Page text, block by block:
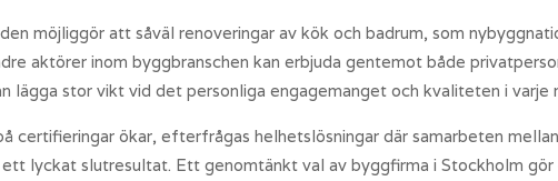
möjliggör att såväl renoveringar av kök och badrum, som
aktörer inom byggbranschen kan erbjuda gentemot både
lägga stor vikt vid det personliga engagemanget och kvaliteten i varje
certifieringar ökar, efterfrågas helhetslösningar där samarbeten
lyckat slutresultat. Ett genomtänkt val av byggfirma i Stockholm